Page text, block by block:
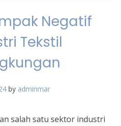
Negatif
Tekstil
by adminmar
salah satu sektor industri